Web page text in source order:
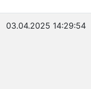
03.04.2025 14:29:54